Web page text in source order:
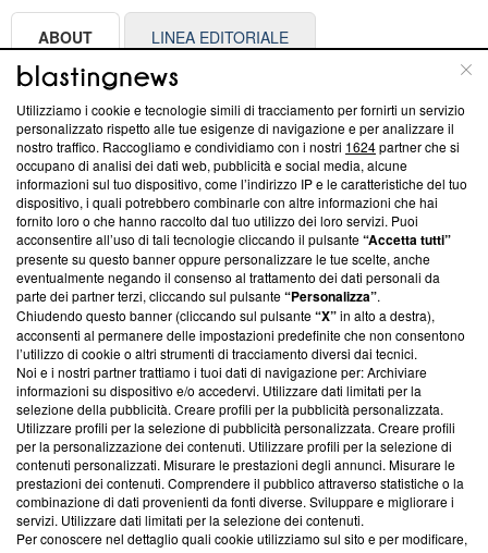
ABOUT LINEA EDITORIALE
Questa sezione offre informazioni trasparenti su Blasting
News, sui nostri processi editoriali e su come ci impegniamo a
creare news di qualità. Inoltre, afferma la nostra aderenza a
‘Trust Project - News with Integrity’Blasting News non è
ancora membro del programma, ma ha richiesto di farne
parte; Trust Project non ha ancora effettuato una verifica di
conformità agli standard.
Su di noi
Team editoriale
Corporate
Redazione
Informativa Privacy
Cookie Policy
Blasting SA, IDI CHE-247.845.224, Via Carlo Frasca, 3 - 6900
Lugano (Svizzera) Tel:+39 0690258937
Utilizziamo i cookie e tecnologie simili di tracciamento per fornirti un servizio
personalizzato rispetto alle tue esigenze di navigazione e per analizzare il
nostro traffico. Raccogliamo e condividiamo con i nostri 1624partner che si
occupano di analisi dei dati web, pubblicità e social media, alcune
informazioni sul tuo dispositivo, come l’indirizzo IP e le caratteristiche del tuo
dispositivo, i quali potrebbero combinarle con altre informazioni che hai
fornito loro o che hanno raccolto dal tuo utilizzo dei loro servizi. Puoi
acconsentire all’uso di tali tecnologie cliccando il pulsante“Accetta tutti”
presente su questo banner oppure personalizzare le tue scelte, anche
eventualmente negando il consenso al trattamento dei dati personali da
parte dei partner terzi, cliccando sul pulsante“Personalizza”.
Chiudendo questo banner (cliccando sul pulsante“X”in alto a destra),
acconsenti al permanere delle impostazioni predefinite che non consentono
l’utilizzo di cookie o altri strumenti di tracciamento diversi dai tecnici.
Noi e i nostri partner trattiamo i tuoi dati di navigazione per: Archiviare
informazioni su dispositivo e/o accedervi. Utilizzare dati limitati per la
selezione della pubblicità. Creare profili per la pubblicità personalizzata.
Utilizzare profili per la selezione di pubblicità personalizzata. Creare profili
per la personalizzazione dei contenuti. Utilizzare profili per la selezione di
contenuti personalizzati. Misurare le prestazioni degli annunci. Misurare le
prestazioni dei contenuti. Comprendere il pubblico attraverso statistiche o la
combinazione di dati provenienti da fonti diverse. Sviluppare e migliorare i
servizi. Utilizzare dati limitati per la selezione dei contenuti.
Per conoscere nel dettaglio quali cookie utilizziamo sul sito e per modificare,